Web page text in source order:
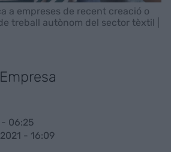
a empreses de recent creació o
treball autònom del sector tèxtil |
- 06:25
- 16:09